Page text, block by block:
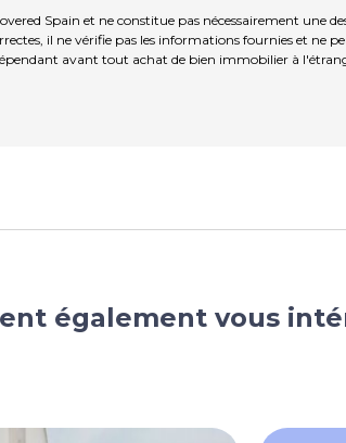
Spain et ne constitue pas nécessairement une
il ne vérifie pas les informations fournies et ne
avant tout achat de bien immobilier à
également vous